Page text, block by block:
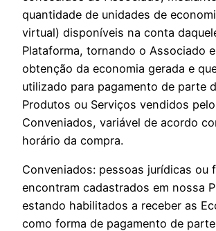
quantidade de unidades de
virtual) disponíveis na conta
Plataforma, tornando o Associado
obtenção da economia gerada e
utilizado para pagamento de parte
Produtos ou Serviços vendidos
Conveniados, variável de acordo
horário da compra.
Conveniados: pessoas jurídicas ou
encontram cadastrados em nossa
estando habilitados a receber as
como forma de pagamento de